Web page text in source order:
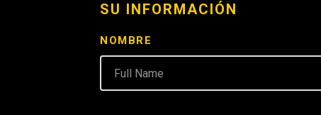
SU INFORMACIÓN
NOMBRE